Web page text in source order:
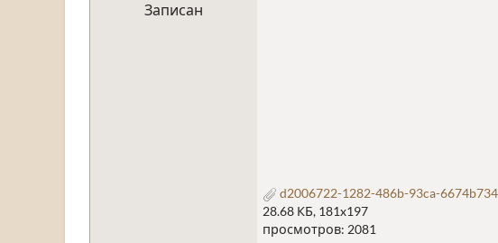
Записан
d2006722-1282-486b-93ca-
28.68 КБ, 181x197
просмотров: 2081